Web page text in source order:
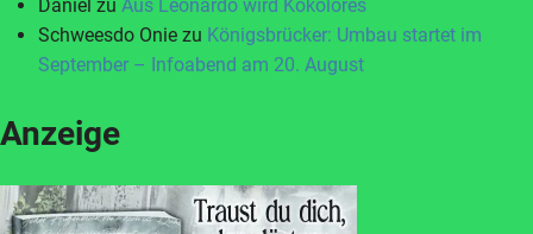
Daniel zu Aus Leonardo wird Kokolores
Schweesdo Onie zu Königsbrücker: Umbau startet im
September – Infoabend am 20. August
Anzeige